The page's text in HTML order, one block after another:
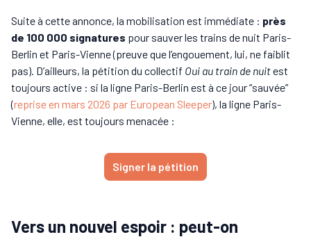
Suite à cette annonce, la mobilisation est immédiate : près
de 100 000 signatures pour sauver les trains de nuit Paris-
Berlin et Paris-Vienne (preuve que l’engouement, lui, ne faiblit
pas). D’ailleurs, la pétition du collectif Oui au train de nuitest
toujours active : si la ligne Paris-Berlin est à ce jour “sauvée”
(reprise en mars 2026 par European Sleeper), la ligne Paris-
Vienne, elle, est toujours menacée :
Signer la pétition
Vers un nouvel espoir : peut-on